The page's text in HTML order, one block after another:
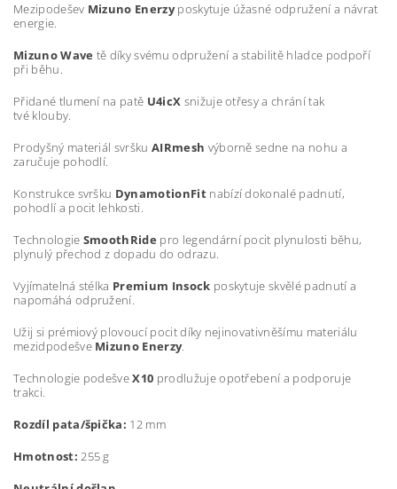
Mezipodešev Mizuno Enerzyposkytuje úžasné odpružení a návrat
energie.
Mizuno Wave tě díky svému odpružení a stabilitě hladce podpoří
při běhu.
Přidané tlumení na patě U4icX snižuje otřesy a chrání tak
tvé klouby.
Prodyšný materiál svršku AIRmesh výborně sedne na nohu a
zaručuje pohodlí.
Konstrukce svršku DynamotionFitnabízí dokonalé padnutí,
pohodlí a pocit lehkosti.
Technologie SmoothRide pro legendární pocit plynulosti běhu,
plynulý přechod z dopadu do odrazu.
Vyjímatelná stélka Premium Insock poskytuje skvělé padnutí a
napomáhá odpružení.
Užij si prémiový plovoucí pocit díky nejinovativněšímu materiálu
mezidpodešve Mizuno Enerzy.
Technologie podešveX10 prodlužuje opotřebení a podporuje
trakci.
Rozdíl pata/špička: 12 mm
Hmotnost:255 g